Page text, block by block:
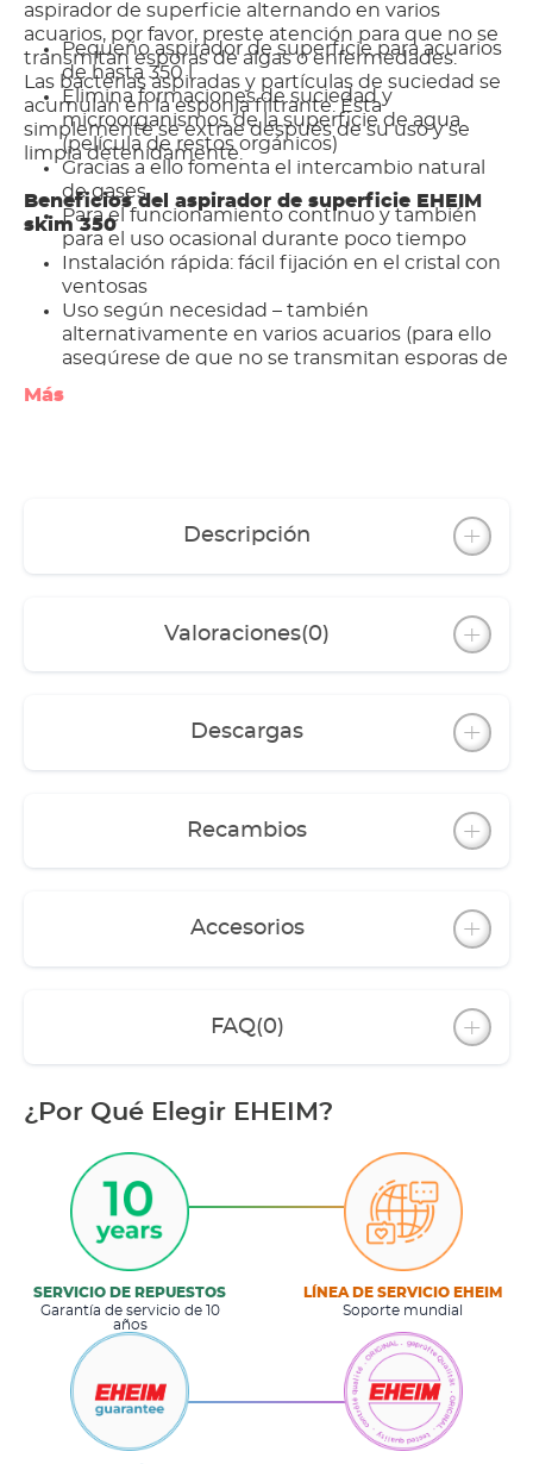
aspirador de superficie alternando en varios
acuarios, por favor, preste atención para que no se
transmitan esporas de algas o enfermedades.
Las bacterias aspiradas y partículas de suciedad se
acumulan en la esponja filtrante. Ésta
simplemente se extrae después de su uso y se
limpia detenidamente.
Beneficios del aspirador de superficie EHEIM
skim 350
Pequeño aspirador de superficie para acuarios
de hasta 350 l
Elimina formaciones de suciedad y
microorganismos de la superficie de agua
(película de restos orgánicos)
Gracias a ello fomenta el intercambio natural
de gases
Para el funcionamiento continuo y también
para el uso ocasional durante poco tiempo
Instalación rápida: fácil fijación en el cristal con
ventosas
Uso según necesidad – también
alternativamente en varios acuarios (para ello
asegúrese de que no se transmitan esporas de
Conexión para manguera de salida
Más
Descripción
Valoraciones(0)
Descargas
Recambios
Accesorios
FAQ(0)
¿Por Qué Elegir EHEIM?
SERVICIO DE REPUESTOS
Garantía de servicio de 10
años
LÍNEA DE SERVICIO EHEIM
Soporte mundial